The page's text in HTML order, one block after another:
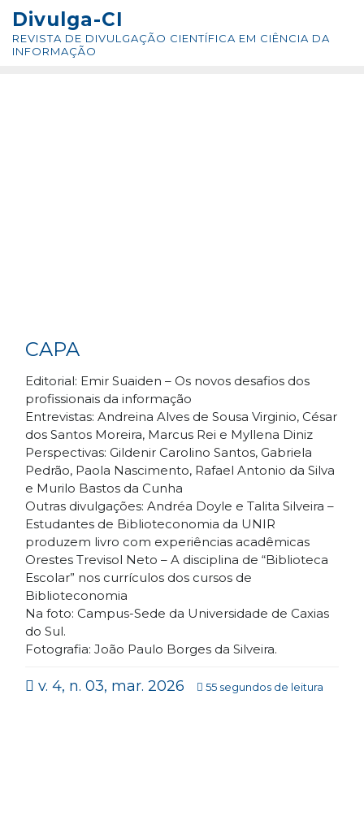
conteúdo
Skip
to
content
Divulga-CI
REVISTA DE DIVULGAÇÃO CIENTÍFICA EM CIÊNCIA DA
INFORMAÇÃO
CAPA
Editorial: Emir Suaiden – Os novos desafios dos
profissionais da informação
Entrevistas: Andreina Alves de Sousa Virginio, César
dos Santos Moreira, Marcus Rei e Myllena Diniz
Perspectivas: Gildenir Carolino Santos, Gabriela
Pedrão, Paola Nascimento, Rafael Antonio da Silva
e Murilo Bastos da Cunha
Outras divulgações: Andréa Doyle e Talita Silveira –
Estudantes de Biblioteconomia da UNIR
produzem livro com experiências acadêmicas
Orestes Trevisol Neto – A disciplina de “Biblioteca
Escolar” nos currículos dos cursos de
Biblioteconomia
Na foto: Campus-Sede da Universidade de Caxias
do Sul.
Fotografia: João Paulo Borges da Silveira.
v. 4, n. 03, mar. 2026 55 segundos de leitura